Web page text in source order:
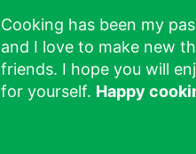
Cooking has been my
and I love to make new
friends. I hope you will
for yourself. Happy